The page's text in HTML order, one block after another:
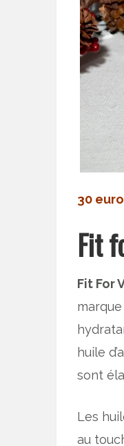
30
Fit
Fit For
huile
sont
Les
au